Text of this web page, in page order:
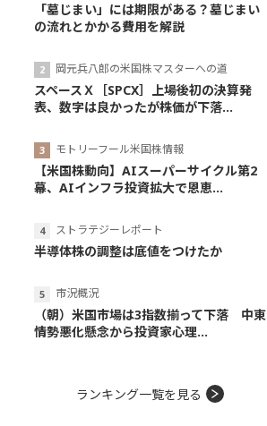
「墓じまい」には期限がある？墓じまい
の流れとかかる費用を解説
岡元兵八郎の米国株マスターへの道
スペースＸ［SPCX］上場後初の決算発
表、数字は良かったが株価が下落...
モトリーフール米国株情報
【米国株動向】AIスーパーサイクル第2
幕、AIインフラ投資拡大で恩恵...
ストラテジーレポート
半導体株の調整は底値をつけたか
市況概況
（朝）米国市場は3指数揃って下落 中東
情勢悪化懸念から投資家心理...
ランキング一覧を見る